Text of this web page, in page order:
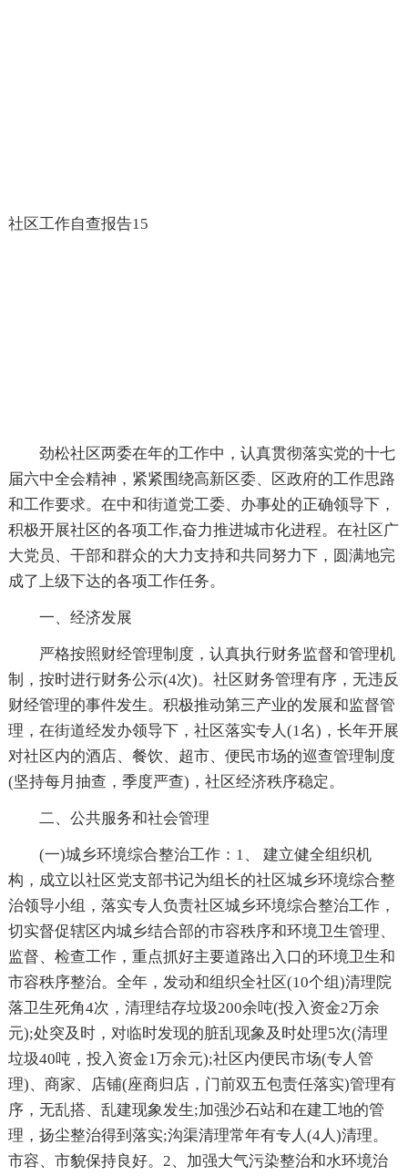
社区工作自查报告15
劲松社区两委在年的工作中，认真贯彻落实党的十七
届六中全会精神，紧紧围绕高新区委、区政府的工作思路
和工作要求。在中和街道党工委、办事处的正确领导下，
积极开展社区的各项工作,奋力推进城市化进程。在社区广
大党员、干部和群众的大力支持和共同努力下，圆满地完
成了上级下达的各项工作任务。
一、经济发展
严格按照财经管理制度，认真执行财务监督和管理机
制，按时进行财务公示(4次)。社区财务管理有序，无违反
财经管理的事件发生。积极推动第三产业的发展和监督管
理，在街道经发办领导下，社区落实专人(1名)，长年开展
对社区内的酒店、餐饮、超市、便民市场的巡查管理制度
(坚持每月抽查，季度严查)，社区经济秩序稳定。
二、公共服务和社会管理
(一)城乡环境综合整治工作：1、 建立健全组织机
构，成立以社区党支部书记为组长的社区城乡环境综合整
治领导小组，落实专人负责社区城乡环境综合整治工作，
切实督促辖区内城乡结合部的市容秩序和环境卫生管理、
监督、检查工作，重点抓好主要道路出入口的环境卫生和
市容秩序整治。全年，发动和组织全社区(10个组)清理院
落卫生死角4次，清理结存垃圾200余吨(投入资金2万余
元);处突及时，对临时发现的脏乱现象及时处理5次(清理
垃圾40吨，投入资金1万余元);社区内便民市场(专人管
理)、商家、店铺(座商归店，门前双五包责任落实)管理有
序，无乱搭、乱建现象发生;加强沙石站和在建工地的管
理，扬尘整治得到落实;沟渠清理常年有专人(4人)清理。
市容、市貌保持良好。2、加强大气污染整治和水环境治